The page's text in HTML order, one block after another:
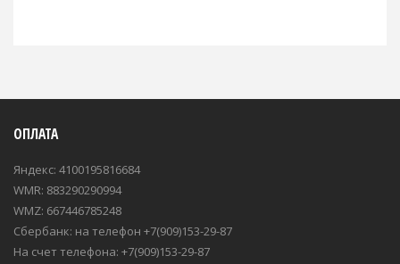
ОПЛАТА
Яндекс: 4100195816684
WMR: 883290290994
WMZ: 667446785248
Сбербанк: на телефон +7(909)153-29-87
На счет телефона: +7(909)153-29-87